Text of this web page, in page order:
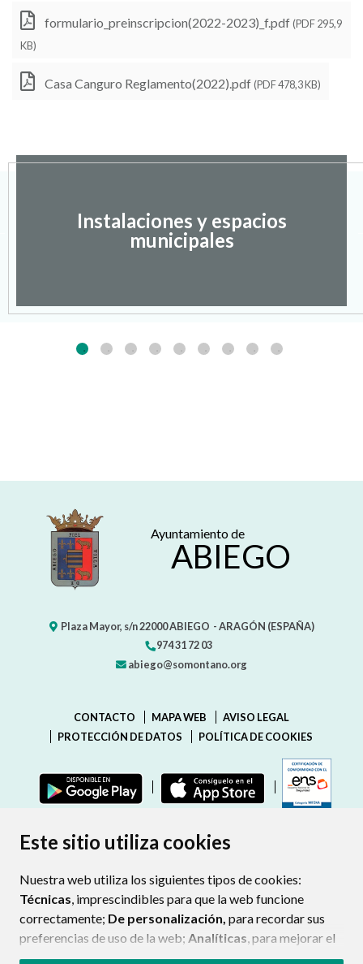
Este sitio utiliza cookies
Nuestra web utiliza los siguientes tipos de cookies:
Técnicas, imprescindibles para que la web funcione
correctamente; De personalización, para recordar sus
preferencias de uso de la web; Analíticas, para mejorar el
funcionamiento de la web y sus servicios.
formulario_preinscripcion(2022-2023)_f.pdf(PDF 295,9
KB)
Casa Canguro Reglamento(2022).pdf(PDF 478,3 KB)
Instalaciones y espacios
municipales
Ayuntamiento de
ABIEGO
Plaza Mayor, s/n22000ABIEGO - ARAGÓN (ESPAÑA)
974 31 72 03
abiego@somontano.org
CONTACTO MAPA WEB
AVISO LEGAL
PROTECCIÓN DE DATOS
POLÍTICA DE COOKIES